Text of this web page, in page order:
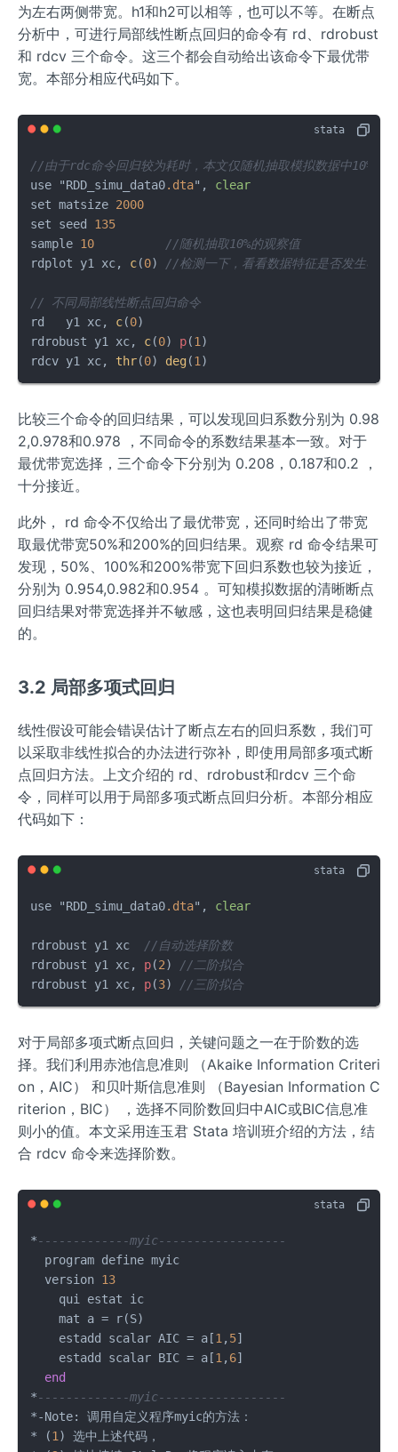
为左右两侧带宽。h1和h2可以相等，也可以不等。在断点
分析中，可进行局部线性断点回归的命令有 rd、rdrobust
和 rdcv 三个命令。这三个都会自动给出该命令下最优带
宽。本部分相应代码如下。
//由于rdc命令回归较为耗时，本文仅随机抽取模拟数据中10%的
use "RDD_simu_data0.dta", clear
set matsize 2000
set seed 135
sample 10
//随机抽取10%的观察值
rdplot y1 xc, c(0) //检测一下，看看数据特征是否发生明显
rd   y1 xc, c(0)
rdrobust y1 xc, c(0) p(1)
rdcv y1 xc, thr(0) deg(1)
比较三个命令的回归结果，可以发现回归系数分别为 0.98
2,0.978和0.978 ，不同命令的系数结果基本一致。对于
最优带宽选择，三个命令下分别为 0.208，0.187和0.2 ，
十分接近。
此外， rd 命令不仅给出了最优带宽，还同时给出了带宽
取最优带宽50%和200%的回归结果。观察 rd 命令结果可
发现，50%、100%和200%带宽下回归系数也较为接近，
分别为 0.954,0.982和0.954 。可知模拟数据的清晰断点
回归结果对带宽选择并不敏感，这也表明回归结果是稳健
的。
3.2 局部多项式回归
线性假设可能会错误估计了断点左右的回归系数，我们可
以采取非线性拟合的办法进行弥补，即使用局部多项式断
点回归方法。上文介绍的 rd、rdrobust和rdcv 三个命
令，同样可以用于局部多项式断点回归分析。本部分相应
代码如下：
use "RDD_simu_data0.dta", clear
rdrobust y1 xc //自动选择阶数
rdrobust y1 xc, p(2) //二阶拟合
rdrobust y1 xc, p(3) //三阶拟合
对于局部多项式断点回归，关键问题之一在于阶数的选
择。我们利用赤池信息准则 （Akaike Information Criteri
on，AIC） 和贝叶斯信息准则 （Bayesian Information C
riterion，BIC） ，选择不同阶数回归中AIC或BIC信息准
则小的值。本文采用连玉君 Stata 培训班介绍的方法，结
合 rdcv 命令来选择阶数。
*-------------myic------------------
  program define myic
  version
13
    qui estat ic
    mat a = r(S)
    estadd scalar AIC = a[
1, 5]
    estadd scalar BIC = a[
1, 6]
end
*-------------myic------------------
*-Note: 调用自定义程序myic的方法：
* (1) 选中上述代码，